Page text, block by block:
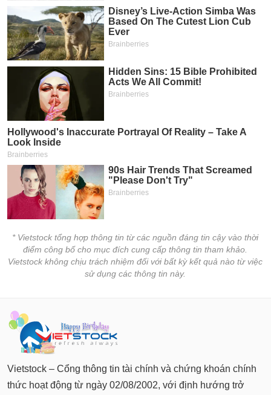
* Vietstock tổng hợp thông tin từ các nguồn đáng tin cậy vào thời
điểm công bố cho mục đích cung cấp thông tin tham khảo.
Vietstock không chịu trách nhiệm đối với bất kỳ kết quả nào từ việc
sử dụng các thông tin này.
Vietstock – Cổng thông tin tài chính và chứng khoán chính
thức hoạt động từ ngày 02/08/2002, với định hướng trở